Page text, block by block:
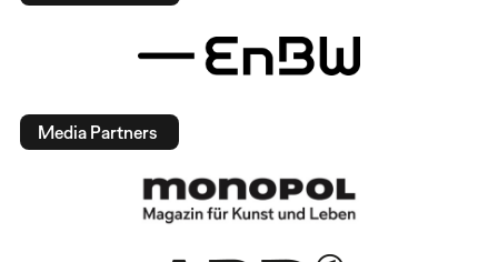
Media Partners